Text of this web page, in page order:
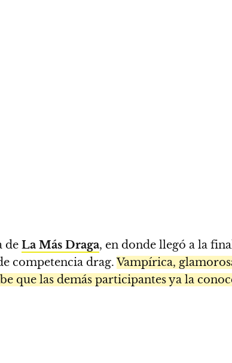
de La Más Draga, en donde llegó a la
competencia drag.Vampírica,
que las demás participantes ya la